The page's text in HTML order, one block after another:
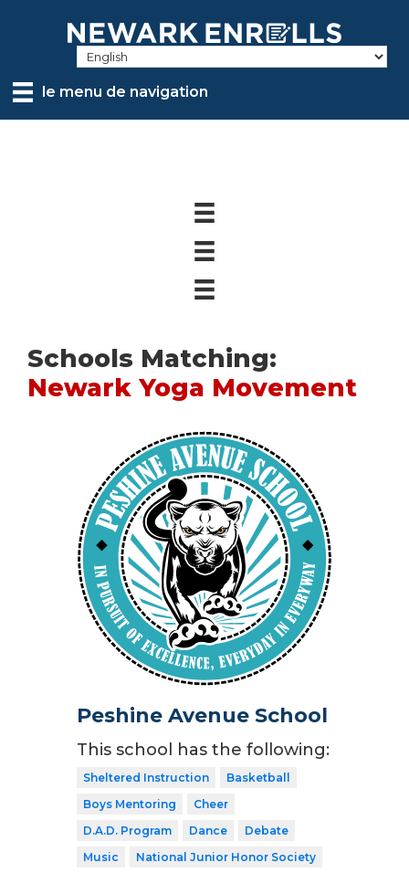
contentle menu de navigation
Schools Matching:
Newark Yoga Movement
Peshine Avenue School
This school has the following:
Sheltered Instruction
Basketball
Boys Mentoring
Cheer
D.A.D. Program
Dance
Debate
Music
National Junior Honor Society